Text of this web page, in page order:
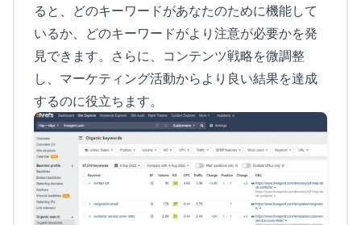
ると、どのキーワードがあなたのために機能して
いるか、どのキーワードがより注意が必要かを発
見できます。さらに、コンテンツ戦略を微調整
し、マーケティング活動からより良い結果を達成
するのに役立ちます。